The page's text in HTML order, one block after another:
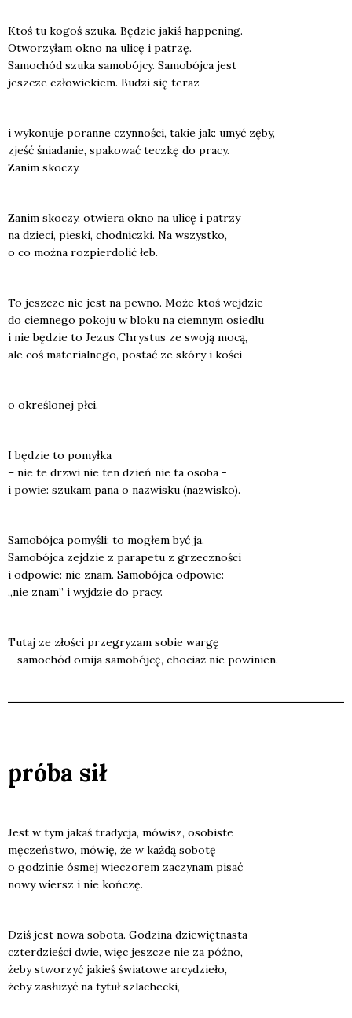
Ktoś tu kogoś szu­ka. Będzie jakiś hap­pe­ning.
Otwo­rzy­łam okno na uli­cę i patrzę.
Samo­chód szu­ka samo­bój­cy. Samo­bój­ca jest
jesz­cze czło­wie­kiem. Budzi się teraz
i wyko­nu­je poran­ne czyn­no­ści, takie jak: umyć zęby,
zjeść śnia­da­nie, spa­ko­wać tecz­kę do pra­cy.
Zanim sko­czy.
Zanim sko­czy, otwie­ra okno na uli­cę i patrzy
na dzie­ci, pie­ski, chod­nicz­ki. Na wszyst­ko,
o co moż­na roz­pier­do­lić łeb.
To jesz­cze nie jest na pew­no. Może ktoś wej­dzie
do ciem­ne­go poko­ju w blo­ku na ciem­nym osie­dlu
i nie będzie to Jezus Chry­stus ze swo­ją mocą,
ale coś mate­rial­ne­go, postać ze skó­ry i kości
o okre­ślo­nej płci.
I będzie to pomył­ka
– nie te drzwi nie ten dzień nie ta oso­ba -
i powie: szu­kam pana o nazwi­sku (nazwi­sko).
Samo­bój­ca pomy­śli: to mogłem być ja.
Samo­bój­ca zej­dzie z para­pe­tu z grzecz­no­ści
i odpo­wie: nie znam. Samo­bój­ca odpo­wie:
„nie znam” i wyj­dzie do pra­cy.
Tutaj ze zło­ści prze­gry­zam sobie war­gę
– samo­chód omi­ja samo­bój­cę, cho­ciaż nie powi­nien.
próba sił
Jest w tym jakaś tra­dy­cja, mówisz, oso­bi­ste
męczeń­stwo, mówię, że w każ­dą sobo­tę
o godzi­nie ósmej wie­czo­rem zaczy­nam pisać
nowy wiersz i nie koń­czę.
Dziś jest nowa sobo­ta. Godzi­na dzie­więt­na­sta
czter­dzie­ści dwie, więc jesz­cze nie za póź­no,
żeby stwo­rzyć jakieś świa­to­we arcy­dzie­ło,
żeby zasłu­żyć na tytuł szla­chec­ki,